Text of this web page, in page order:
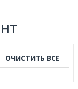
ОЧИСТИТЬ ВСЕ